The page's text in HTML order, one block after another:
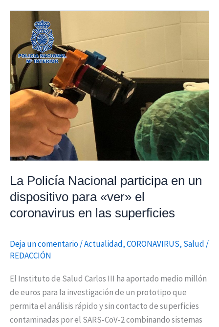
La Policía Nacional participa en un
dispositivo para «ver» el
coronavirus en las superficies
Deja un comentario/Actualidad,CORONAVIRUS, Salud /
REDACCIÓN
El Instituto de Salud Carlos III ha aportado medio millón
de euros para la investigación de un prototipo que
permita el análisis rápido y sin contacto de superficies
contaminadas por el SARS-CoV-2 combinando sistemas
Policía
Nacional
participa
en
un
dispositivo
para
«ver»
coronavirus
las
superficies